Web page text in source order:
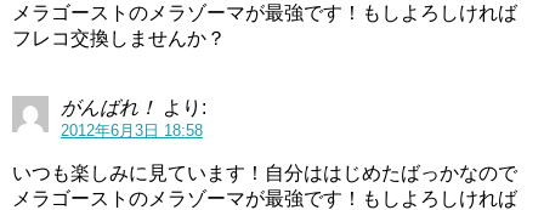
メラゴーストのメラゾーマが最強です！もしよろしければ
フレコ交換しませんか？
がんばれ！ より:
2012年6月3日 18:58
いつも楽しみに見ています！自分ははじめたばっかなので
メラゴーストのメラゾーマが最強です！もしよろしければ